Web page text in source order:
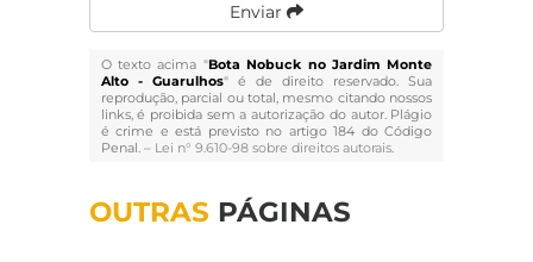
Enviar
O texto acima "Bota Nobuck no Jardim Monte
Alto - Guarulhos" é de direito reservado. Sua
reprodução, parcial ou total, mesmo citando nossos
links, é proibida sem a autorização do autor. Plágio
é crime e está previsto no artigo 184 do Código
Penal. – Lei n° 9.610-98 sobre direitos autorais.
OUTRAS PÁGINAS